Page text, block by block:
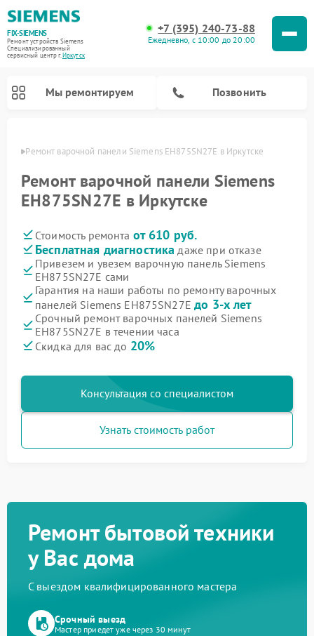
FIX-SIEMENS
Ремонт устройств Siemens
Специализированный
cервисный центр г.Иркутск
+7 (395) 240-73-88
Ежедневно, с 10:00 до 20:00
Мы ремонтируем Позвонить
Ремонт варочной панели Siemens EH875SN27E в Иркутске
Ремонт варочной панели Siemens
EH875SN27E в Иркутске
Стоимость ремонта от 610 руб.
Бесплатная диагностика даже при отказе
Привезем и увезем варочную панель Siemens
EH875SN27E сами
Гарантия на наши работы по ремонту варочных
панелей Siemens EH875SN27Eдо 3-х лет
Срочный ремонт варочных панелей Siemens
EH875SN27E в течении часа
Скидка для вас до 20%
Консультация со специалистом
Узнать стоимость работ
Ремонт бытовой техники
у Вас дома
С выездом квалифицированного мастера
Срочный выезд
Мастер приедет уже через 30 минут